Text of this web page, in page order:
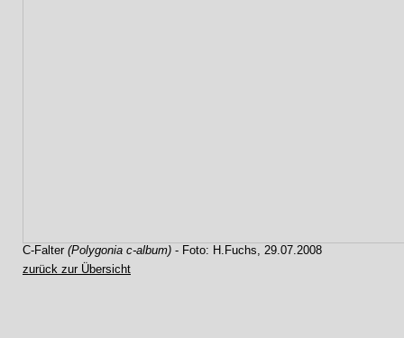
C-Falter (Polygonia c-album) - Foto: H.Fuchs, 29.07.2008
zurück zur Übersicht